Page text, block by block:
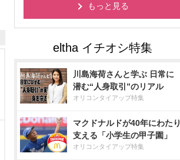
もっと見る
川島海荷さんと学ぶ 日常に
潜む“人身取引”のリアル
オリコンタイアップ特集
マクドナルドが40年にわたり
支える「小学生の甲子園」
オリコンタイアップ特集